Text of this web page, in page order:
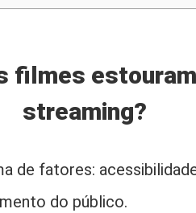
filmes
streaming?
de fatores:
do público.